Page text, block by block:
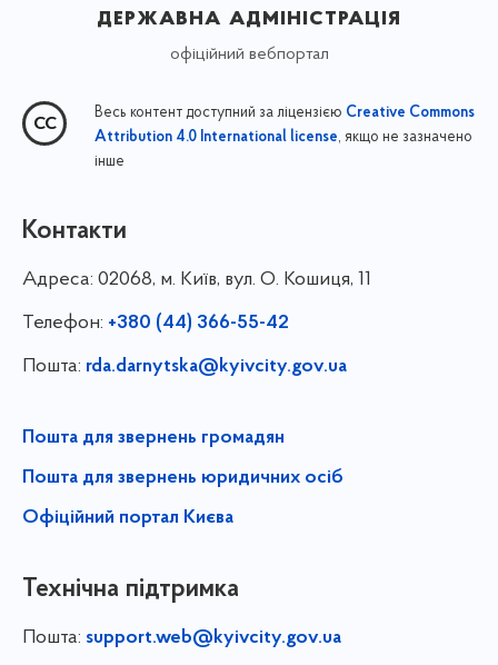
державна адміністрація
офіційний вебпортал
Весь контент доступний за ліцензією Creative Commons
Attribution 4.0 International license, якщо не зазначено
інше
Контакти
Адреса: 02068, м. Київ, вул. О. Кошиця, 11
Телефон: +380 (44) 366-55-42
Пошта: rda.darnytska@kyivcity.gov.ua
Пошта для звернень громадян
Пошта для звернень юридичних осіб
Офіційний портал Києва
Технічна підтримка
Пошта: support.web@kyivcity.gov.ua